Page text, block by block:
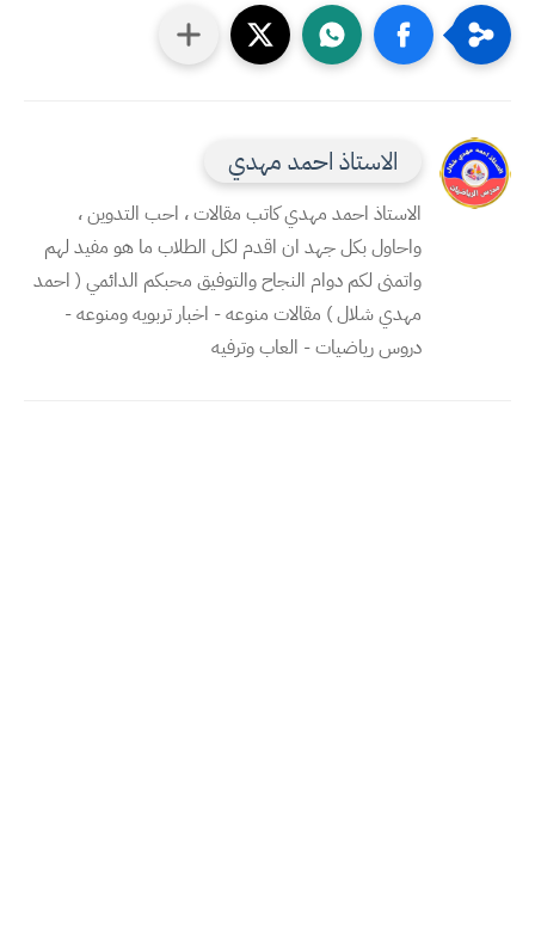
الاستاذ احمد مهدي
الاستاذ احمد مهدي كاتب مقالات ، احب التدوين ،
واحاول بكل جهد ان اقدم لكل الطلاب ما هو مفيد لهم
واتمنى لكم دوام النجاح والتوفيق محبكم الدائمي ( احمد
مهدي شلال ) مقالات منوعه - اخبار تربويه ومنوعه -
دروس رياضيات - العاب وترفيه